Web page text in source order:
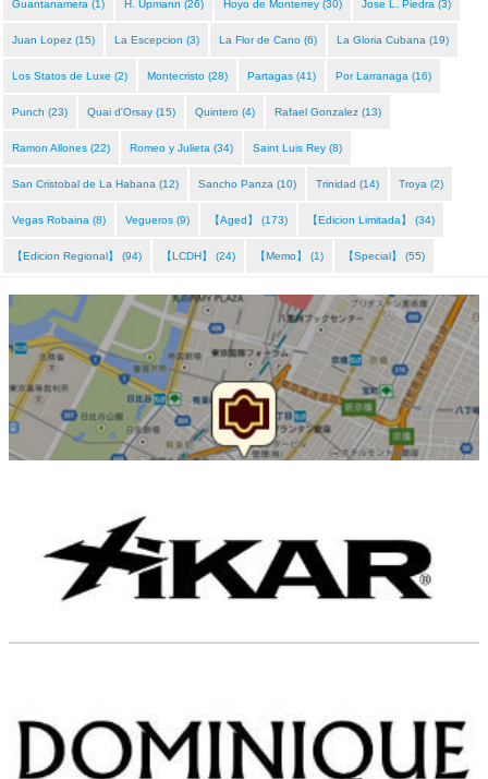
Guantanamera (1) H. Upmann (26) Hoyo de Monterrey (30) Jose L. Piedra (3)
Juan Lopez (15) La Escepcion (3) La Flor de Cano (6) La Gloria Cubana (19)
Los Statos de Luxe (2) Montecristo (28) Partagas (41) Por Larranaga (16)
Punch (23) Quai d'Orsay (15) Quintero (4) Rafael Gonzalez (13)
Ramon Allones (22) Romeo y Julieta (34) Saint Luis Rey (8)
San Cristobal de La Habana (12) Sancho Panza (10) Trinidad (14) Troya (2)
Vegas Robaina (8) Vegueros (9) 【Aged】 (173) 【Edicion Limitada】 (34)
【Edicion Regional】 (94) 【LCDH】 (24) 【Memo】 (1) 【Special】 (55)